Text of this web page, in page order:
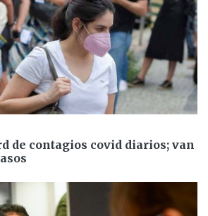
de contagios covid diarios; van